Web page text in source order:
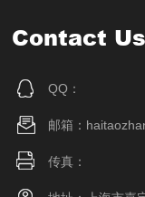
Contact Us
QQ：
邮箱：
传真：